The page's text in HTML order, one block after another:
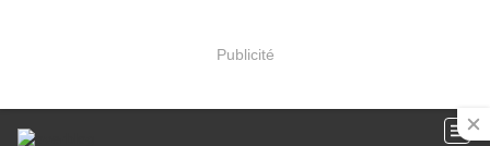
Publicité